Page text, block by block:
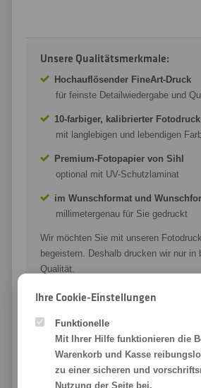
Unsere Qualitätsmerkmale:
Hochauflösender FineArt-Druck
für feinste Detailwiedergabe und
10-farbiger, kalibrierter Fotodruck
mit langlebigen und lebendigen
Premium-Fotopapier von Sihl
optional mit UV-Schutzlaminat
im Wunschformat und
millimetergenau für Sie gedruckt
Wir möchten Sie mit unseren
begeistern. Deshalb drucken wir nur in
Qualität.
Wir ❤ Fotodrucke in Premium-
Ihre Cookie-Einstellungen
Funktionelle
Mit Ihrer Hilfe funktionieren die
Warenkorb und Kasse
zu einer sicheren und
Nutzung der Seite bei.